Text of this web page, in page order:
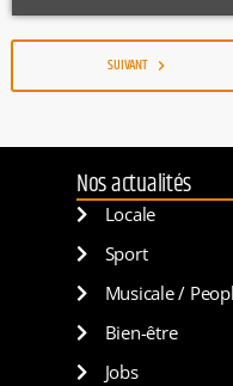
SUIVANT navigate_next
Nos actualités
Locale
Sport
Musicale /
Bien-être
Jobs